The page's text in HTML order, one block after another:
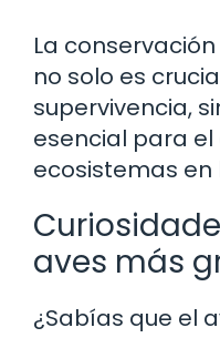
La
no solo es
supervivencia,
esencial para el
ecosistemas en
aves más
¿Sabías que el